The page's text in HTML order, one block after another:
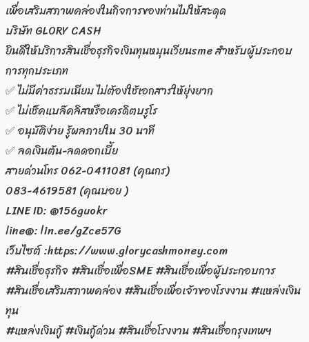
เพื่อเสริมสภาพคล่องในกิจการของท่านไม่ให้สะดุด
บริษัท GLORY CASH
ยินดีให้บริการสินเชื่อธุรกิจเงินทุนหมุนเวียนsme สำหรับผู้ประกอบ
การทุกประเภท
✅ ไม่มีค่าธรรมเนียม ไม่ต้องใช้เอกสารให้ยุ่งยาก
✅ ไม่เช็คแบล๊คลิสหรือเครดิตบรูโร
✅ อนุมัติง่าย รู้ผลภายใน 30 นาที
✅ ลดเงินต้น-ลดดอกเบี้ย
สายด่วนโทร 062-0411081 (คุณกร)
083-4619581 (คุณบอย )
LINE ID: @156guokr
line@: lin.ee/gZce57G
เว็บไซต์ :https://www.glorycashmoney.com
#สินเชื่อธุรกิจ #สินเชื่อเพื่อSME #สินเชื่อเพื่อผู้ประกอบการ
#สินเชื่อเสริมสภาพคล่อง #สินเชื่อเพื่อเจ้าของโรงงาน #แหล่งเงิน
ทุน
#แหล่งเงินกู้ #เงินกู้ด่วน #สินเชื่อโรงงาน #สินเชื่อกรุงเทพฯ